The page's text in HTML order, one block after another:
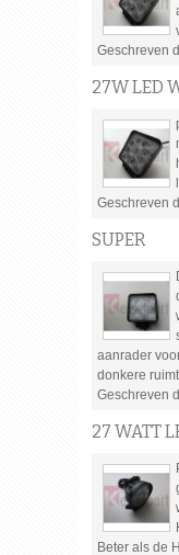
Geschreven
27W LED
Geschreven
SUPER
aanrader
donkere
Geschreven
27 WATT
Beter als de